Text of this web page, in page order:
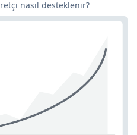
nasıl desteklenir?